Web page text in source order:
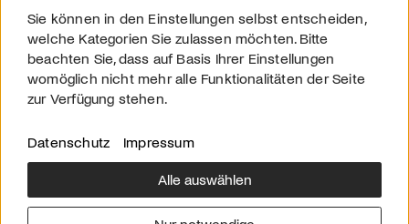
Über uns
Downloads
Impressum
Sie können in den Einstellungen selbst entscheiden,
welche Kategorien Sie zulassen möchten. Bitte
beachten Sie, dass auf Basis Ihrer Einstellungen
womöglich nicht mehr alle Funktionalitäten der Seite
zur Verfügung stehen.
Datenschutz Impressum
Alle auswählen